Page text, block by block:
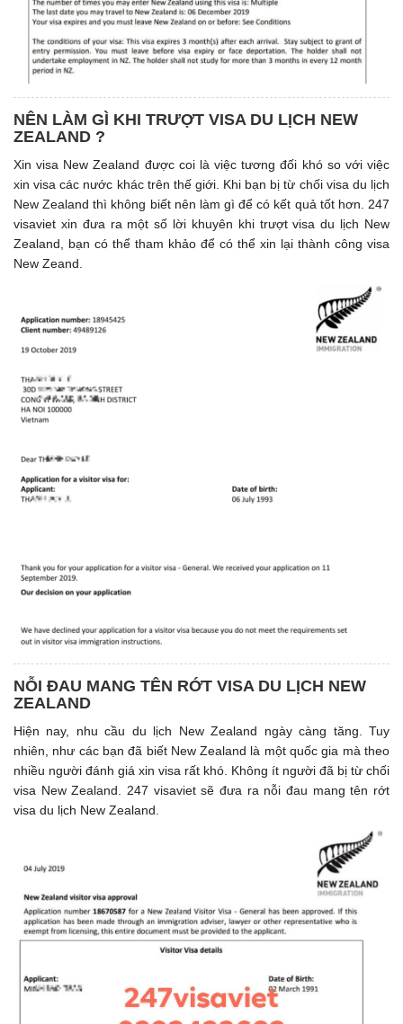
NÊN LÀM GÌ KHI TRƯỢT VISA DU LỊCH NEW
ZEALAND ?
Xin visa New Zealand được coi là việc tương đối khó so với việc
xin visa các nước khác trên thế giới. Khi bạn bị từ chối visa du lịch
New Zealand thì không biết nên làm gì để có kết quả tốt hơn. 247
visaviet xin đưa ra một số lời khuyên khi trượt visa du lịch New
Zealand, bạn có thể tham khảo để có thể xin lại thành công visa
New Zeand.
NỖI ĐAU MANG TÊN RỚT VISA DU LỊCH NEW
ZEALAND
Hiện nay, nhu cầu du lịch New Zealand ngày càng tăng. Tuy
nhiên, như các bạn đã biết New Zealand là một quốc gia mà theo
nhiều người đánh giá xin visa rất khó. Không ít người đã bị từ chối
visa New Zealand. 247 visaviet sẽ đưa ra nỗi đau mang tên rớt
visa du lịch New Zealand.